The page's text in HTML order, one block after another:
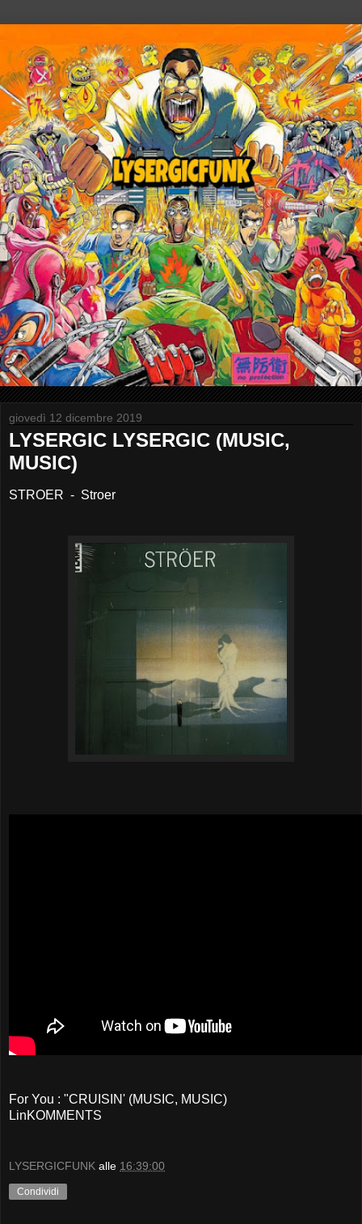
giovedì 12 dicembre 2019
LYSERGIC LYSERGIC (MUSIC,
MUSIC)
STROER - Stroer
For You : "CRUISIN' (MUSIC, MUSIC)
LinKOMMENTS
LYSERGICFUNK alle 16:39:00
Condividi